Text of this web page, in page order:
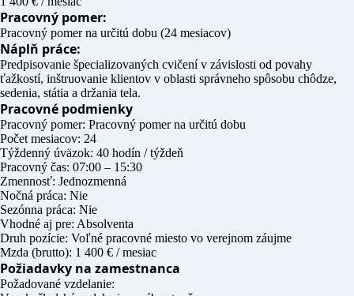
Pracovný pomer:
Pracovný pomer na určitú dobu (24 mesiacov)
Náplň práce:
Predpisovanie špecializovaných cvičení v závislosti od povahy
ťažkostí, inštruovanie klientov v oblasti správneho spôsobu chôdze,
sedenia, státia a držania tela.
Pracovné podmienky
Pracovný pomer: Pracovný pomer na určitú dobu
Počet mesiacov: 24
Týždenný úväzok: 40 hodín / týždeň
Pracovný čas: 07:00 – 15:30
Zmennosť: Jednozmenná
Nočná práca: Nie
Sezónna práca: Nie
Vhodné aj pre: Absolventa
Druh pozície: Voľné pracovné miesto vo verejnom záujme
Mzda (brutto): 1 400 € / mesiac
Požiadavky na zamestnanca
Požadované vzdelanie: